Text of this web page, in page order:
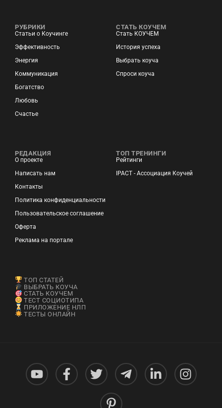
РУБРИКИ
Статьи о Коучинге
Эффективность
Энергия
Коммуникация
Богатство
Любовь
Счастье
СТАТЬ КОУЧЕМ
Стать КОУЧЕМ
История успеха
Выбрать коуча
Спроси коуча
РЕДАКЦИЯ
О проекте
Написать нам
Контакты
Политика конфиденциальности
Пользовательское соглашение
Оферта
Реклама на портале
ТОП ТРЕНИНГИ
Рейтинги
IPACT - Ассоциация Коучей
ТОП СТАТЕЙ
ВЫБРАТЬ КОУЧА
СТАТЬ КОУЧЕМ
ТЕСТ СОЦИОТИПА
ПРИЛОЖЕНИЕ НЛП
ТЕСТЫ ОНЛАЙН